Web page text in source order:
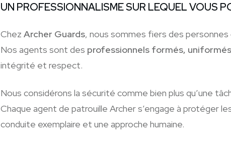
UN PROFESSIONNALISME SUR LEQUEL VOUS
Chez Archer Guards, nous sommes fiers des
Nos agents sont des professionnels formés,
intégrité et respect.
Nous considérons la sécurité comme bien plus qu’une
Chaque agent de patrouille Archer s’engage à protéger
conduite exemplaire et une approche humaine.